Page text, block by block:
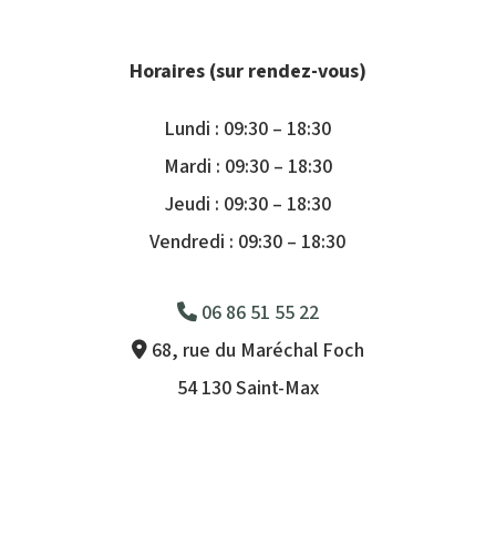
Horaires (sur rendez-vous)
Lundi : 09:30 – 18:30
Mardi : 09:30 – 18:30
Jeudi : 09:30 – 18:30
Vendredi : 09:30 – 18:30
06 86 51 55 22
68, rue du Maréchal Foch
54 130 Saint-Max